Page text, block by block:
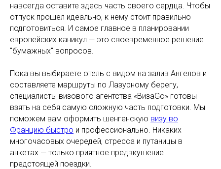
навсегда оставите здесь часть своего сердца. Чтобы
отпуск прошел идеально, к нему стоит правильно
подготовиться. И самое главное в планировании
европейских каникул — это своевременное решение
"бумажных" вопросов.
Пока вы выбираете отель с видом на залив Ангелов и
составляете маршруты по Лазурному берегу,
специалисты визового агентства «ВизаGo» готовы
взять на себя самую сложную часть подготовки. Мы
поможем вам оформить шенгенскую визу во
Францию быстро и профессионально. Никаких
многочасовых очередей, стресса и путаницы в
анкетах — только приятное предвкушение
предстоящей поездки.